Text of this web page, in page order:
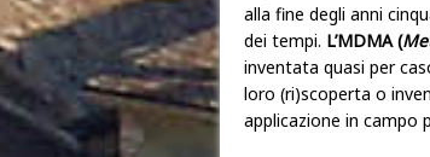
alla fine degli anni
dei tempi. L’MDMA (
inventata quasi per
loro (ri)scoperta o
applicazione in campo